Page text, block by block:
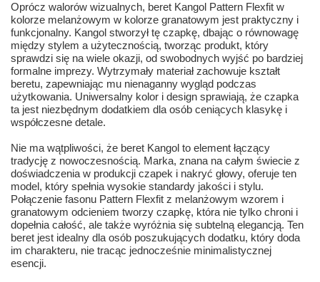
Oprócz walorów wizualnych, beret Kangol Pattern Flexfit w
kolorze melanżowym w kolorze granatowym jest praktyczny i
funkcjonalny. Kangol stworzył tę czapkę, dbając o równowagę
między stylem a użytecznością, tworząc produkt, który
sprawdzi się na wiele okazji, od swobodnych wyjść po bardziej
formalne imprezy. Wytrzymały materiał zachowuje kształt
beretu, zapewniając mu nienaganny wygląd podczas
użytkowania. Uniwersalny kolor i design sprawiają, że czapka
ta jest niezbędnym dodatkiem dla osób ceniących klasykę i
współczesne detale.
Nie ma wątpliwości, że beret Kangol to element łączący
tradycję z nowoczesnością. Marka, znana na całym świecie z
doświadczenia w produkcji czapek i nakryć głowy, oferuje ten
model, który spełnia wysokie standardy jakości i stylu.
Połączenie fasonu Pattern Flexfit z melanżowym wzorem i
granatowym odcieniem tworzy czapkę, która nie tylko chroni i
dopełnia całość, ale także wyróżnia się subtelną elegancją. Ten
beret jest idealny dla osób poszukujących dodatku, który doda
im charakteru, nie tracąc jednocześnie minimalistycznej
esencji.